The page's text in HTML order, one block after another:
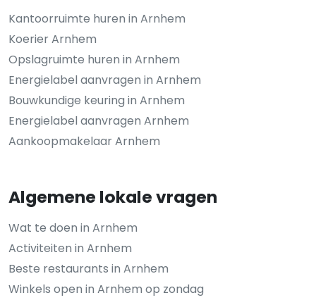
Kantoorruimte huren in Arnhem
Koerier Arnhem
Opslagruimte huren in Arnhem
Energielabel aanvragen in Arnhem
Bouwkundige keuring in Arnhem
Energielabel aanvragen Arnhem
Aankoopmakelaar Arnhem
Algemene lokale vragen
Wat te doen in Arnhem
Activiteiten in Arnhem
Beste restaurants in Arnhem
Winkels open in Arnhem op zondag